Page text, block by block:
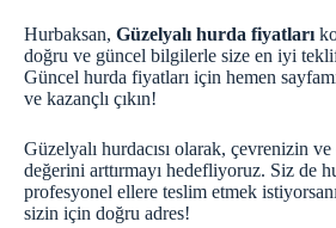
Hurbaksan, Güzelyalı hurda fiyatları
doğru ve güncel bilgilerle size en iyi
Güncel hurda fiyatları için hemen
ve kazançlı çıkın!
Güzelyalı hurdacısı olarak, çevrenizin
değerini arttırmayı hedefliyoruz. Siz de
profesyonel ellere teslim etmek
sizin için doğru adres!